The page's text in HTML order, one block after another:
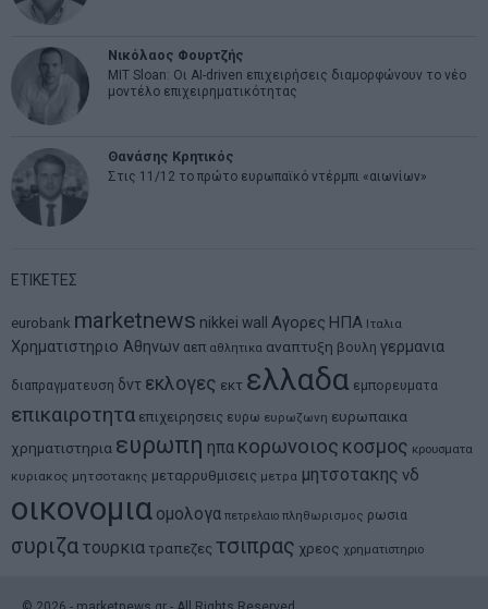
Νικόλαος Φουρτζής
MIT Sloan: Οι AI-driven επιχειρήσεις διαμορφώνουν το νέο
μοντέλο επιχειρηματικότητας
Θανάσης Κρητικός
Στις 11/12 το πρώτο ευρωπαϊκό ντέρμπι «αιωνίων»
ΕΤΙΚΕΤΕΣ
eurobank marketnews nikkei wall Αγορες ΗΠΑ Ιταλια
Χρηματιστηριο Αθηνων αεπ αθλητικα αναπτυξη βουλη γερμανια
διαπραγματευση δντ εκλογες εκτ ελλαδα εμπορευματα
επικαιροτητα επιχειρησεις ευρω ευρωζωνη ευρωπαικα
χρηματιστηρια ευρωπη ηπα κορωνοιος κοσμος κρουσματα
κυριακος μητσοτακης μεταρρυθμισεις μετρα μητσοτακης νδ
οικονομια ομολογα πετρελαιο πληθωρισμος ρωσια
συριζα τουρκια τραπεζες τσιπρας χρεος χρηματιστηριο